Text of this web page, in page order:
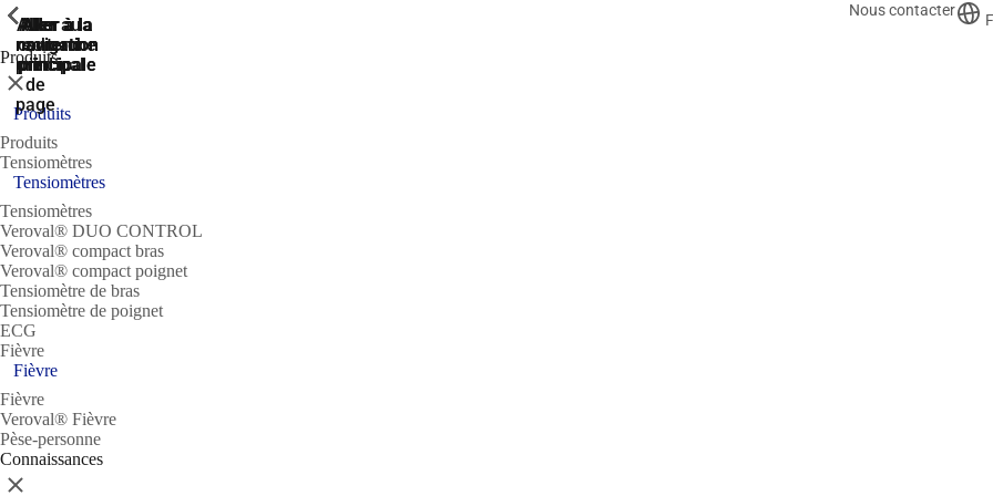
Aller à la
recherche
Aller à la
navigation
principale
Aller à la
navigation
principale
Aller au
contenu
principal
Aller
au
pied
de
page
Nous contacter
Produits
ShowPrevious
Fermer
Produits
Produits
Tensiomètres
ShowPrevious
Tensiomètres
Tensiomètres
Veroval® DUO CONTROL
Veroval® compact bras
Veroval® compact poignet
Tensiomètre de bras
Tensiomètre de poignet
ECG
Fièvre
ShowPrevious
Fièvre
Fièvre
Veroval® Fièvre
Pèse-personne
Connaissances
ShowPrevious
Fermer
ShowPrevious
ShowPrevious